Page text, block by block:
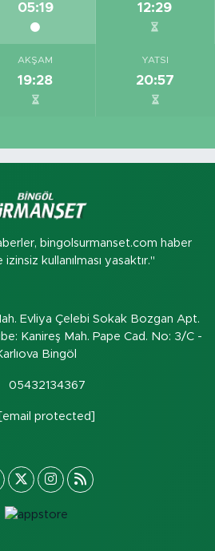
05:19 12:29
AKŞAM
19:28
YATSI
20:57
bingolsurmanset.com haber
kullanılması yasaktır."
Evliya Çelebi Sokak Bozgan Apt.
Kanireş Mah. Pape Cad. No: 3/C -
Bingöl
05432134367
[email protected]